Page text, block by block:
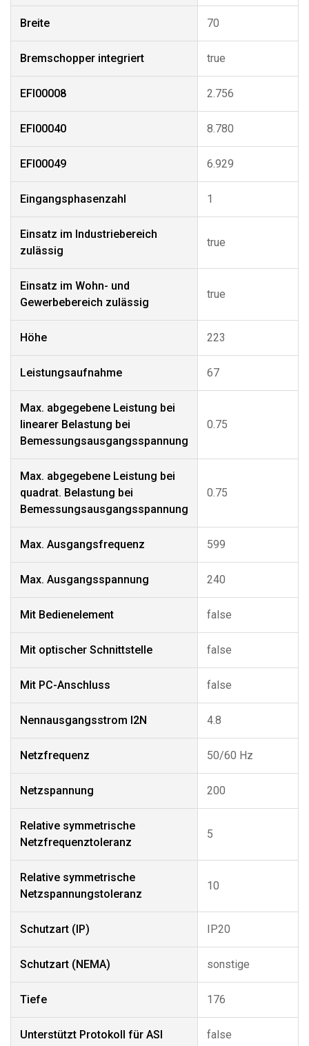
Breite 70
Bremschopper integriert true
EFI00008 2.756
EFI00040 8.780
EFI00049 6.929
Eingangsphasenzahl 1
Einsatz im Industriebereich
zulässig
true
Einsatz im Wohn- und
Gewerbebereich zulässig
true
Höhe 223
Leistungsaufnahme 67
Max. abgegebene Leistung bei
linearer Belastung bei
Bemessungsausgangsspannung
0.75
Max. abgegebene Leistung bei
quadrat. Belastung bei
Bemessungsausgangsspannung
0.75
Max. Ausgangsfrequenz 599
Max. Ausgangsspannung 240
Mit Bedienelement false
Mit optischer Schnittstelle false
Mit PC-Anschluss false
Nennausgangsstrom I2N 4.8
Netzfrequenz 50/60 Hz
Netzspannung 200
Relative symmetrische
Netzfrequenztoleranz
5
Relative symmetrische
Netzspannungstoleranz
10
Schutzart (IP) IP20
Schutzart (NEMA) sonstige
Tiefe 176
Unterstützt Protokoll für ASI false